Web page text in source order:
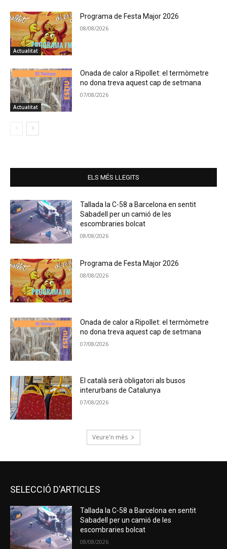
Actualitat
Programa de Festa Major 2026
08/08/2026
Actualitat
Onada de calor a Ripollet: el termòmetre
no dona treva aquest cap de setmana
07/08/2026
ELS MÉS LLEGITS
Tallada la C-58 a Barcelona en sentit
Sabadell per un camió de les
escombraries bolcat
08/08/2026
Programa de Festa Major 2026
08/08/2026
Onada de calor a Ripollet: el termòmetre
no dona treva aquest cap de setmana
07/08/2026
El català serà obligatori als busos
interurbans de Catalunya
07/08/2026
Veure'n més
SELECCIÓ D'ARTICLES
Tallada la C-58 a Barcelona en sentit
Sabadell per un camió de les
escombraries bolcat
08/08/2026